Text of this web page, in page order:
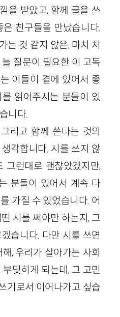
을 받았고, 함께 글을 쓰
친구들을 만났습니다.
는 것 같지 않은, 마치 처
질문이 필요한 이 고독
이들이 곁에 있어서 좋
읽어주시는 분들이 있
니다.
리고 함께 쓴다는 것의
각합니다. 시를 쓰지 않
그런대로 괜찮았겠지만,
분들이 있어서 계속 다
가질 수 있었습니다. 어
시를 써야만 하는지, 그
습니다. 다만 시를 쓰면
, 우리가 살아가는 사회
딪히게 되는데, 그 고민
기로서 이어나가고 싶습